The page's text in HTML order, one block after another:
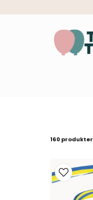
160 produkter